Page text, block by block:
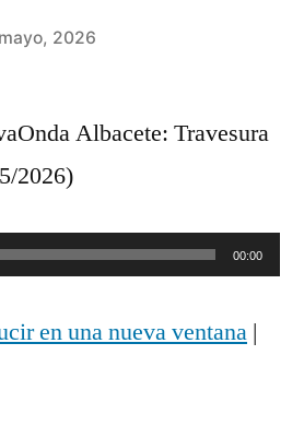
2026
Albacete: Travesura
2026)
00:00
en una nueva ventana |